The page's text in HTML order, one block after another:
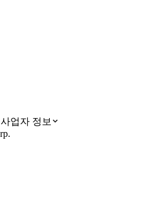
업자 정보